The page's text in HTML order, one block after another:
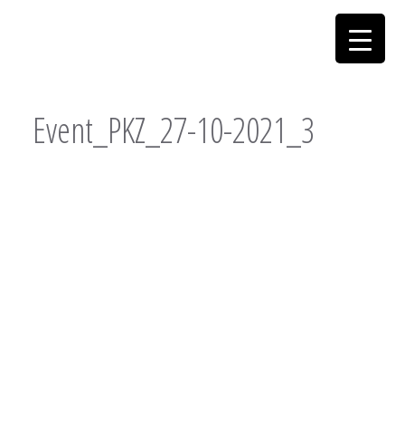
Event_PKZ_27-10-2021_3